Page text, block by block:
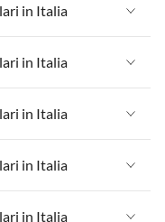
in Italia
in Italia
in Italia
in Italia
in Italia